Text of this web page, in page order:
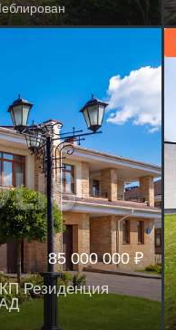
85 000 000 ₽
Резиденция